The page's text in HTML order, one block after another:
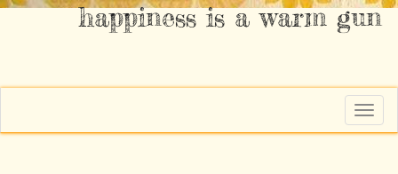
happiness is a warm gun
T
o
g